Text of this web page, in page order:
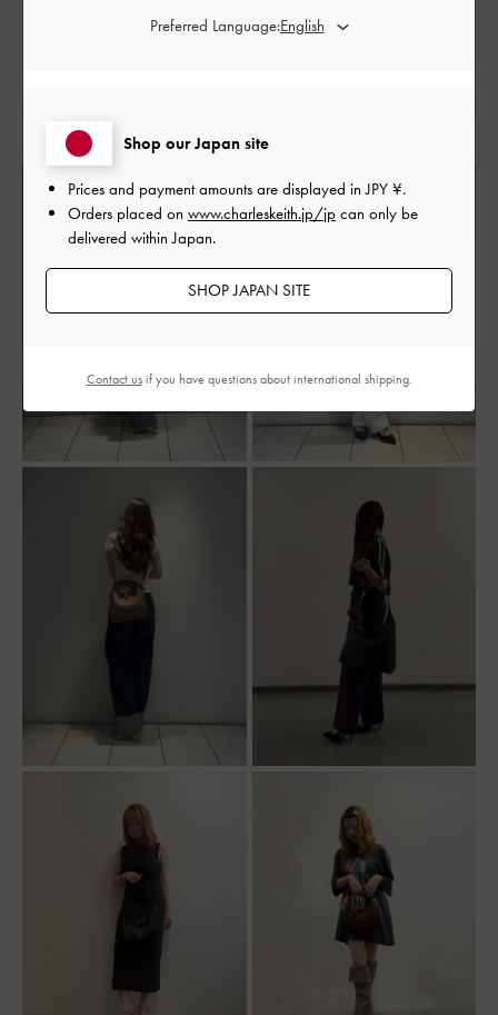
Shop our Japan site
Prices and payment amounts are displayed inJPY ¥.
Orders placed on www.charleskeith.jp/jp can only be
delivered within Japan.
SHOP JAPAN SITE
Preferred Language:
Contact usif you have questions about international shipping.